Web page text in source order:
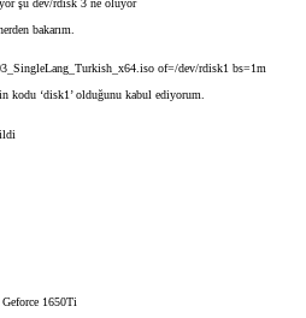
şu dev/rdisk 3 ne oluyor
bakarım.
of=/dev/rdisk1 bs=1m
kodu ‘disk1’ olduğunu kabul ediyorum.
1650Ti